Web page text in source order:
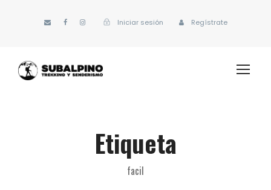
Iniciar sesión Regístrate
Etiqueta
facil